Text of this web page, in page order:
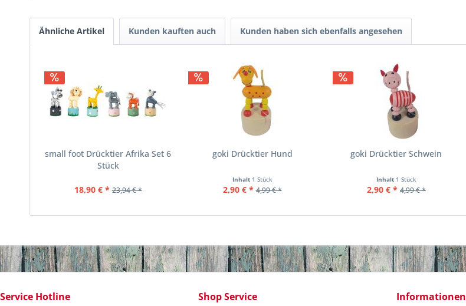
Ähnliche Artikel Kunden kauften auch Kunden haben sich ebenfalls angesehen
small foot Drücktier Afrika Set 6
Stück
18,90 € * 23,94 € *
goki Drücktier Hund
Inhalt 1 Stück
2,90 € * 4,99 € *
goki Drücktier Schwein
Inhalt 1 Stück
2,90 € * 4,99 € *
Service Hotline Shop Service Informationen